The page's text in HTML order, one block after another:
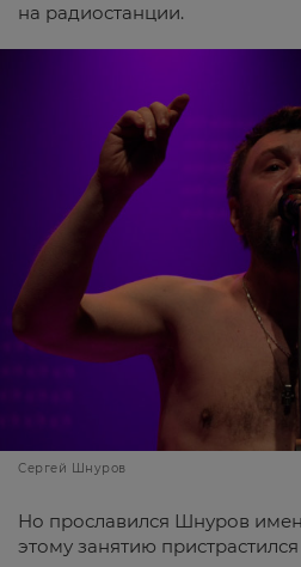
на радиостанции.
Сергей Шнуров
Но прославился Шнуров
этому занятию